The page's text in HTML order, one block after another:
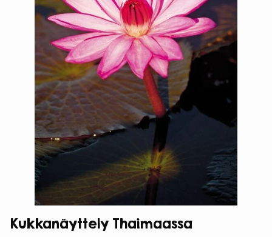
Kukkanäyttely Thaimaassa